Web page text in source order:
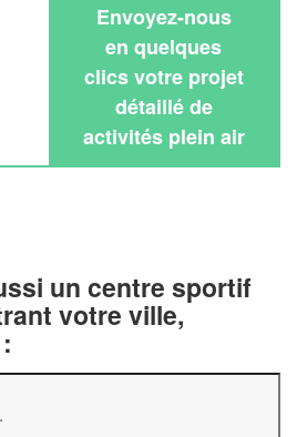
Envoyez-nous
en quelques
clics votre projet
détaillé de
activités plein air
un centre sportif
votre ville,